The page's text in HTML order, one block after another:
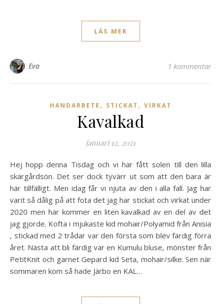
LÄS MER
Eva 1 kommentar
HANDARBETE , STICKAT , VIRKAT
Kavalkad
januari 12, 2021
Hej hopp denna Tisdag och vi har fått solen till den lilla
skärgårdsön. Det ser dock tyvärr ut som att den bara är
här tillfälligt. Men idag får vi njuta av den i alla fall. Jag har
varit så dålig på att fota det jag har stickat och virkat under
2020 men här kommer en liten kavalkad av en del av det
jag gjorde. Kofta i mjukaste kid mohair/Polyamid från Anisia
, stickad med 2 trådar var den första som blev färdig förra
året. Nästa att bli färdig var en Kumulu bluse, mönster från
PetitKnit och garnet Gepard kid Seta, mohair/silke. Sen när
sommaren kom så hade Järbo en KAL…